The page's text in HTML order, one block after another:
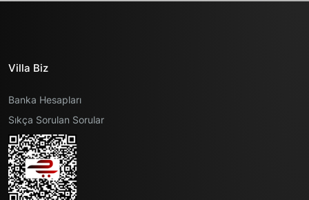
Villa Biz
Banka Hesapları
Sıkça Sorulan Sorular